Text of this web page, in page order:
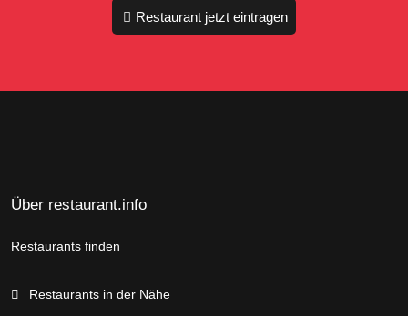
Restaurant jetzt eintragen
Über restaurant.info
Restaurants finden
Restaurants in der Nähe